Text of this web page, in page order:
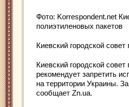
Фото: Korrespondent.net
полиэтиленовых пакетов
Киевский городской
Киевский городской
рекомендует запретить
на территории Украины.
сообщает Zn.ua.